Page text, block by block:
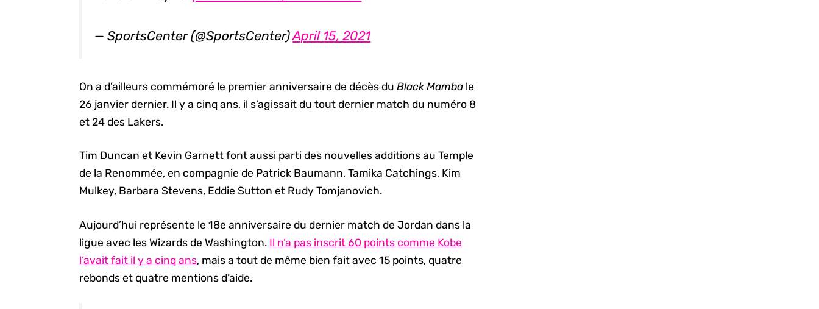
— SportsCenter (@SportsCenter)April 15, 2021
On a d’ailleurs commémoré le premier anniversaire de décès duBlack Mamba le
26 janvier dernier. Il y a cinq ans, il s’agissait du tout dernier match du numéro 8
et 24 des Lakers.
Tim Duncan et Kevin Garnett font aussi parti des nouvelles additions au Temple
de la Renommée, en compagnie de Patrick Baumann, Tamika Catchings, Kim
Mulkey, Barbara Stevens, Eddie Sutton et Rudy Tomjanovich.
Aujourd’hui représente le 18e anniversaire du dernier match de Jordan dans la
ligue avec les Wizards de Washington. Il n’a pas inscrit 60 points comme Kobe
l’avait fait il y a cinq ans, mais a tout de même bien fait avec 15 points, quatre
rebonds et quatre mentions d’aide.